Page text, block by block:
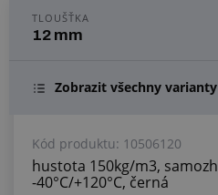
TLOUŠŤKA
12 mm
Zobrazit všechny varianty
Kód produktu: 10506120
hustota 150kg/m3,
-40°C/+120°C, černá